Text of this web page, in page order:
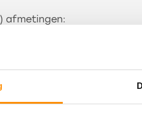
afmetingen: